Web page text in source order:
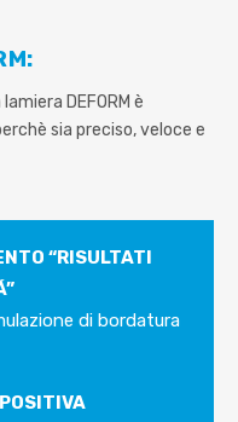
DEFORM è
sia preciso, veloce e
“RISULTATI
di bordatura